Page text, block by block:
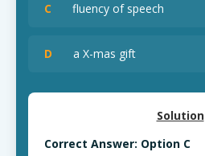
C fluency of speech
D a X-mas gift
Solution
Correct Answer: Option C